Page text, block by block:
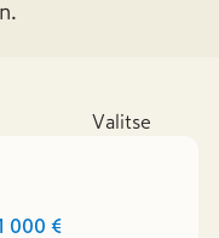
Valitse
000 €